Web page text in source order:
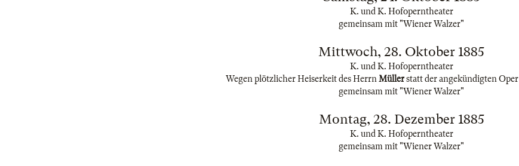
K. und K. Hofoperntheater
gemeinsam mit "Wiener Walzer"
Mittwoch, 28. Oktober 1885
K. und K. Hofoperntheater
Wegen plötzlicher Heiserkeit des Herrn Müllerstatt der angekündigten Oper
gemeinsam mit "Wiener Walzer"
Montag, 28. Dezember 1885
K. und K. Hofoperntheater
gemeinsam mit "Wiener Walzer"